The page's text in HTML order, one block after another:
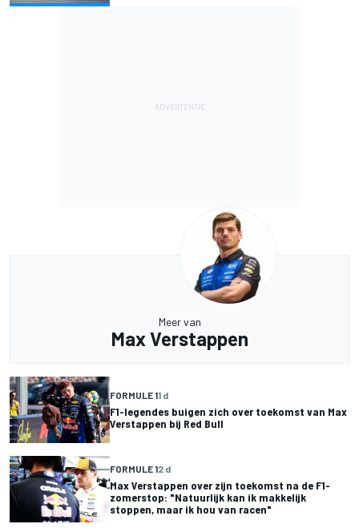
Meer van
Max Verstappen
FORMULE 11 d
F1-legendes buigen zich over toekomst van Max
Verstappen bij Red Bull
FORMULE 12 d
Max Verstappen over zijn toekomst na de F1-
zomerstop: "Natuurlijk kan ik makkelijk
stoppen, maar ik hou van racen"